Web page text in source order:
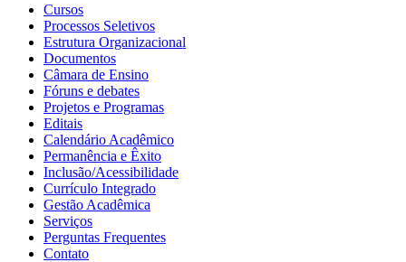
Cursos
Processos Seletivos
Estrutura Organizacional
Documentos
Câmara de Ensino
Fóruns e debates
Projetos e Programas
Editais
Calendário Acadêmico
Permanência e Êxito
Inclusão/Acessibilidade
Currículo Integrado
Gestão Acadêmica
Serviços
Perguntas Frequentes
Contato